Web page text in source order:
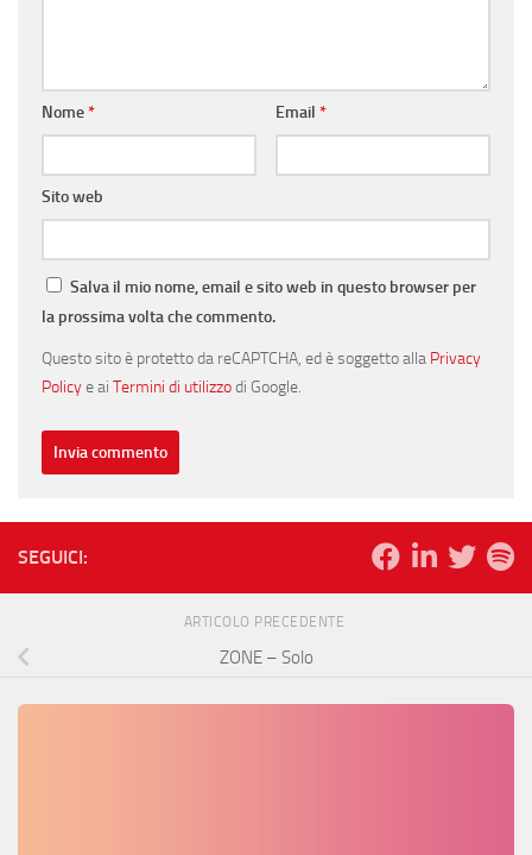
Nome* Email *
Sito web
Salva il mio nome, email e sito web in questo browser per
la prossima volta che commento.
Questo sito è protetto da reCAPTCHA, ed è soggetto alla Privacy
Policye ai Termini di utilizzodi Google.
SEGUICI:
ARTICOLO PRECEDENTE
ZONE – Solo